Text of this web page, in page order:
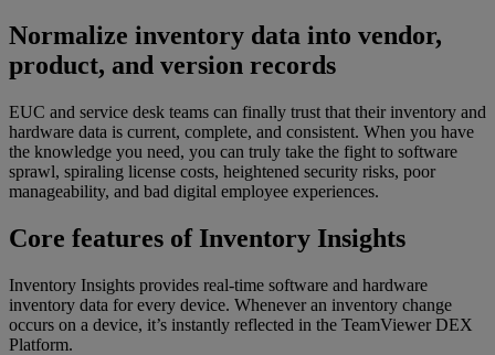
Normalize inventory data into vendor,
product, and version records
EUC and service desk teams can finally trust that their inventory and
hardware data is current, complete, and consistent. When you have
the knowledge you need, you can truly take the fight to software
sprawl, spiraling license costs, heightened security risks, poor
manageability, and bad digital employee experiences.
Core features of Inventory Insights
Inventory Insights provides real-time software and hardware
inventory data for every device. Whenever an inventory change
occurs on a device, it’s instantly reflected in the TeamViewer DEX
Platform.